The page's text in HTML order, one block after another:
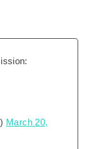
March 20,